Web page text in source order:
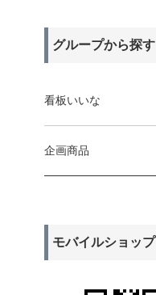
グループから探す
看板いいな
企画商品
モバイルショップ